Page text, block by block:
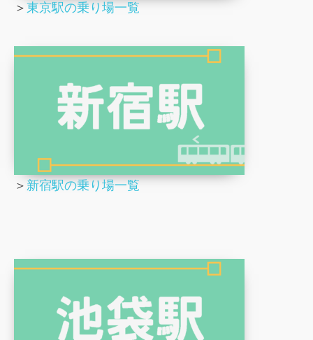
＞ 東京駅の乗り場一覧
＞ 新宿駅の乗り場一覧